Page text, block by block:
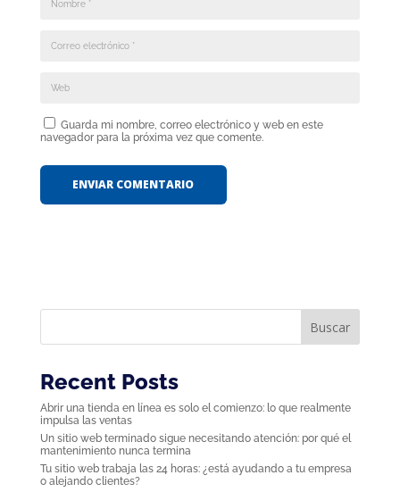
Guarda mi nombre, correo electrónico y web en este
navegador para la próxima vez que comente.
Buscar
Recent Posts
Abrir una tienda en línea es solo el comienzo: lo que realmente
impulsa las ventas
Un sitio web terminado sigue necesitando atención: por qué el
mantenimiento nunca termina
Tu sitio web trabaja las 24 horas: ¿está ayudando a tu empresa
o alejando clientes?